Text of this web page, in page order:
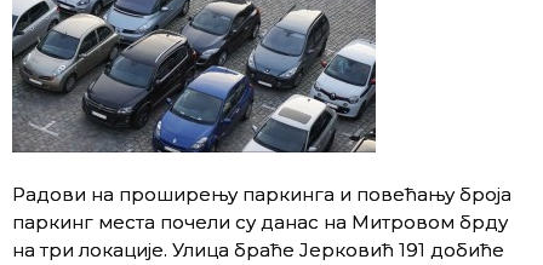
Радови на проширењу паркинга и повећању броја
паркинг места почели су данас на Митровом брду
на три локације. Улица браће Јерковић 191 добиће